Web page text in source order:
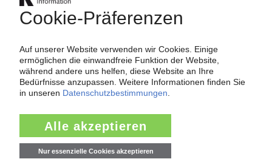
Ihr KI Zugang
ab99€/Monat
Jetzt kostenlos testen
Bereits KI-Abonnent? Jetzt
anmelden!